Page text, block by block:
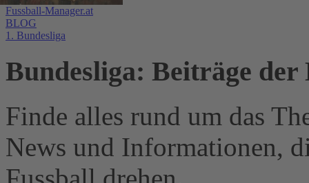
Fussball-Manager.at
BLOG
1. Bundesliga
Bundesliga: Beiträge
Finde alles rund um das
News und Informationen,